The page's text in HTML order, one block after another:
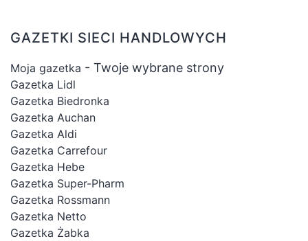
GAZETKI SIECI HANDLOWYCH
Moja gazetka - Twoje wybrane strony
Gazetka Lidl
Gazetka Biedronka
Gazetka Auchan
Gazetka Aldi
Gazetka Carrefour
Gazetka Hebe
Gazetka Super-Pharm
Gazetka Rossmann
Gazetka Netto
Gazetka Żabka